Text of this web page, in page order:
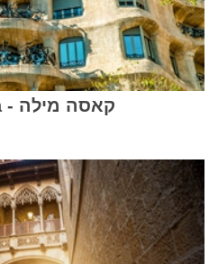
קאסה מילה - Casa Mila